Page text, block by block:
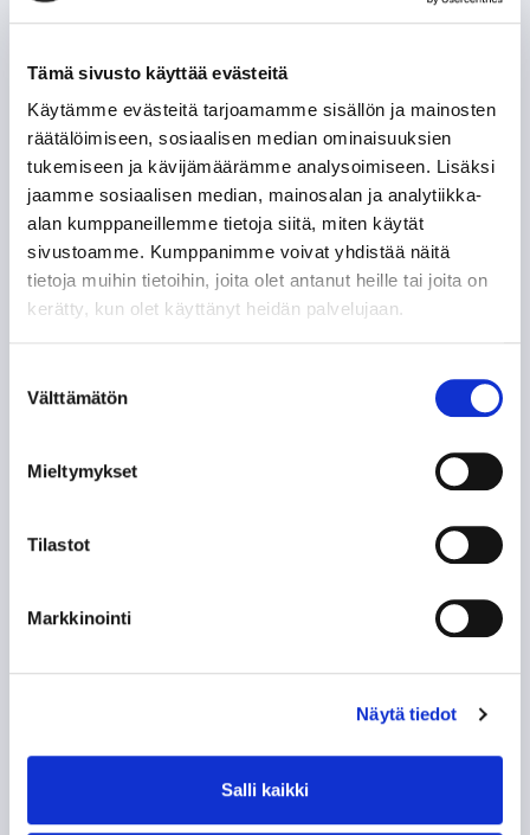
Tämä sivusto käyttää evästeitä
Käytämme evästeitä tarjoamamme sisällön ja mainosten
räätälöimiseen, sosiaalisen median ominaisuuksien
tukemiseen ja kävijämäärämme analysoimiseen. Lisäksi
jaamme sosiaalisen median, mainosalan ja analytiikka-
alan kumppaneillemme tietoja siitä, miten käytät
sivustoamme. Kumppanimme voivat yhdistää näitä
tietoja muihin tietoihin, joita olet antanut heille tai joita on
kerätty, kun olet käyttänyt heidän palvelujaan.
valinta
Välttämätön
Mieltymykset
Tilastot
Markkinointi
Näytä tiedot
Salli kaikki
ANTTI PERTTULA – PUOLUSTAJA
HATTUTEMPPUPUTKESSA
JIŘÍ KUČERA – KAKSI RANKKARIMAALIA SAMASSA
OTTELUSSA
LEIGH BANNISTER – KANADALAINEN KOVANAAMA
POHJOIS-AMERIKAN AMMATTILAISET TASON
TAPPARAN RANSKALAINEN VISIITTI ALASARJAAN
TYYLITAITURIEN KRUUNAAMATON KUNINGAS
ILPO KAUHASEN 188 MINUUTTIA JULKISUUTTA
NE KUULUISAT “KUUSKASIT”
SIIRTOSOTKU: JAROMIR ŠINDEL TAPPARAAN